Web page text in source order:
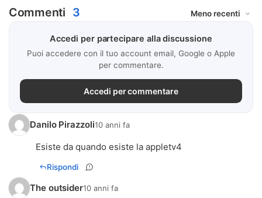
Commenti 3
Accedi per partecipare alla discussione
Puoi accedere con il tuo account email, Google o Apple
per commentare.
Accedi per commentare
Danilo Pirazzoli10 anni fa
Esiste da quando esiste la appletv4
Rispondi
The outsider10 anni fa